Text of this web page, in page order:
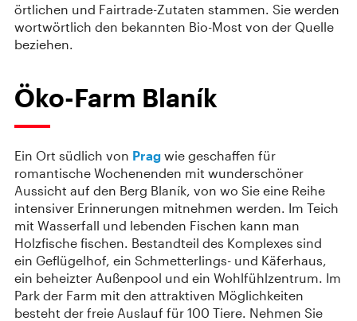
örtlichen und Fairtrade-Zutaten stammen. Sie werden
wortwörtlich den bekannten Bio-Most von der Quelle
beziehen.
Öko-Farm Blaník
Ein Ort südlich von Prag wie geschaffen für
romantische Wochenenden mit wunderschöner
Aussicht auf den Berg Blaník, von wo Sie eine Reihe
intensiver Erinnerungen mitnehmen werden. Im Teich
mit Wasserfall und lebenden Fischen kann man
Holzfische fischen. Bestandteil des Komplexes sind
ein Geflügelhof, ein Schmetterlings- und Käferhaus,
ein beheizter Außenpool und ein Wohlfühlzentrum. Im
Park der Farm mit den attraktiven Möglichkeiten
besteht der freie Auslauf für 100 Tiere. Nehmen Sie